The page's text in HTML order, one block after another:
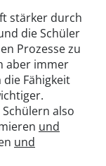
stärker durch
die Schüler
Prozesse zu
aber immer
Fähigkeit
also
und
und